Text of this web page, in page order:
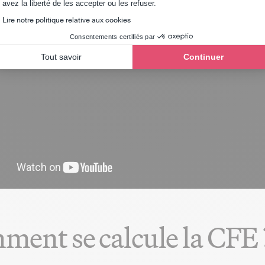
avez la liberté de les accepter ou les refuser.
Lire notre politique relative aux cookies
Consentements certifiés par
Tout savoir Continuer
se calcule la CFE